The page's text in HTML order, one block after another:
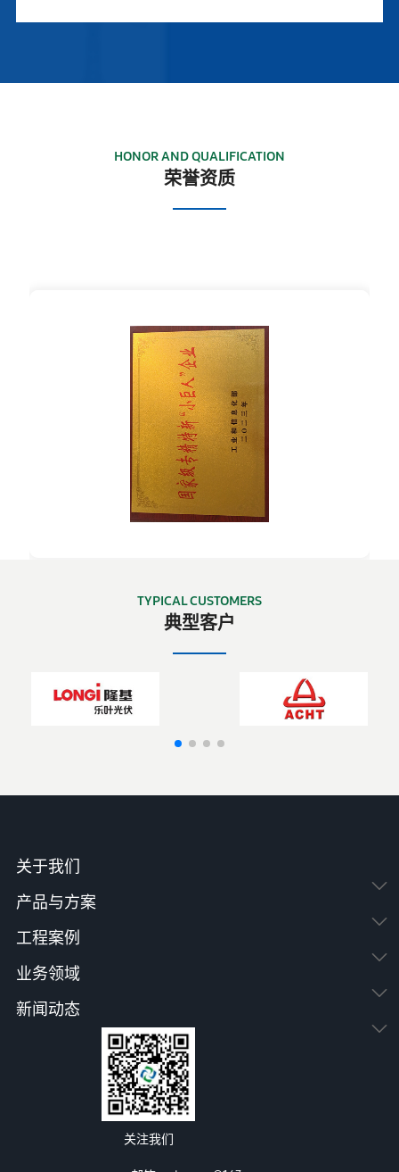
HONOR AND QUALIFICATION
荣誉资质
国家级专精特新“小巨人”企业
TYPICAL CUSTOMERS
典型客户
关于我们
产品与方案
工程案例
业务领域
新闻动态
关注我们